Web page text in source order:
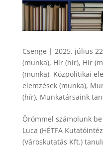
Csenge | 2025. július
(munka), Hír (hír), Hír
(munka), Közpolitikai
elemzések (munka),
(hír), Munkatársaink
Örömmel számolunk
Luca (HÉTFA
(Városkutatás Kft.)